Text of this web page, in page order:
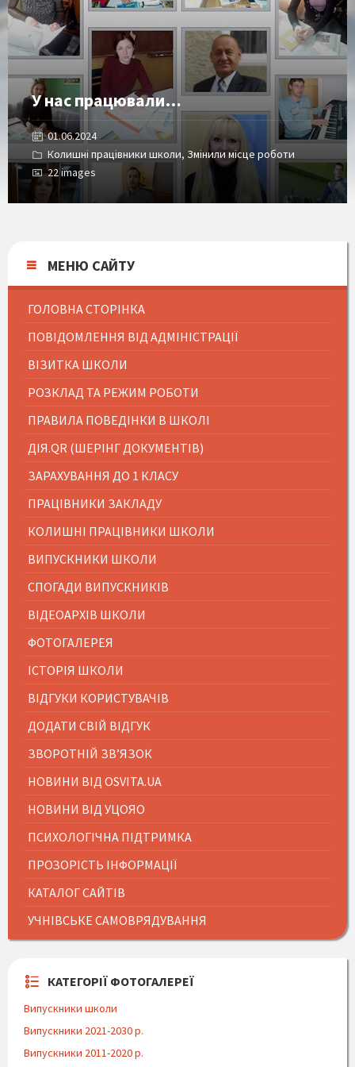
У нас працювали…
01.06.2024
Колишні працівники школи, Змінили місце роботи
22 images
МЕНЮ САЙТУ
ГОЛОВНА СТОРІНКА
ПОВІДОМЛЕННЯ ВІД АДМІНІСТРАЦІЇ
ВІЗИТКА ШКОЛИ
РОЗКЛАД ТА РЕЖИМ РОБОТИ
ПРАВИЛА ПОВЕДІНКИ В ШКОЛІ
ДІЯ.QR (ШЕРІНГ ДОКУМЕНТІВ)
ЗАРАХУВАННЯ ДО 1 КЛАСУ
ПРАЦІВНИКИ ЗАКЛАДУ
КОЛИШНІ ПРАЦІВНИКИ ШКОЛИ
ВИПУСКНИКИ ШКОЛИ
СПОГАДИ ВИПУСКНИКІВ
ВІДЕОАРХІВ ШКОЛИ
ФОТОГАЛЕРЕЯ
ІСТОРІЯ ШКОЛИ
ВІДГУКИ КОРИСТУВАЧІВ
ДОДАТИ СВІЙ ВІДГУК
ЗВОРОТНІЙ ЗВ’ЯЗОК
НОВИНИ ВІД OSVITA.UA
НОВИНИ ВІД УЦОЯО
ПСИХОЛОГІЧНА ПІДТРИМКА
ПРОЗОРІСТЬ ІНФОРМАЦІЇ
КАТАЛОГ САЙТІВ
УЧНІВСЬКЕ САМОВРЯДУВАННЯ
КАТЕГОРІЇ ФОТОГАЛЕРЕЇ
Випускники школи
Випускники 2021-2030 р.
Випускники 2011-2020 р.